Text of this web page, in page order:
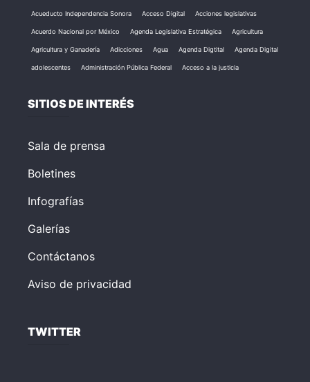
Acueducto Independencia Sonora Acceso Digital Acciones legislativas
Acuerdo Nacional por México Agenda Legislativa Estratégica Agricultura
Agricultura y Ganadería Adicciones Agua Agenda Digtital Agenda Digital
adolescentes Administración Pública Federal Acceso a la justicia
SITIOS DE INTERÉS
Sala de prensa
Boletines
Infografías
Galerías
Contáctanos
Aviso de privacidad
TWITTER